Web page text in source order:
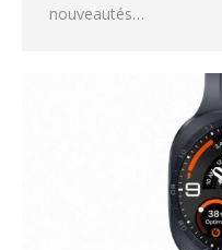
nouveautés…